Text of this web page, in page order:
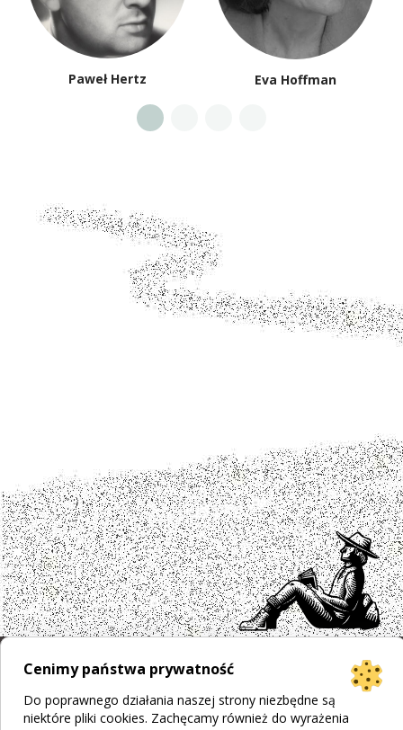
Paweł Hertz Eva Hoffman
Cenimy państwa prywatność
Do poprawnego działania naszej strony niezbędne są
niektóre pliki cookies. Zachęcamy również do wyrażenia
Bogumiła Płachecka
Realizacja© 2026 WEBOPCJA.pl